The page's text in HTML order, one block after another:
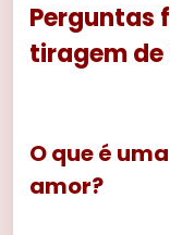
Perguntas
tiragem
O que é
amor?